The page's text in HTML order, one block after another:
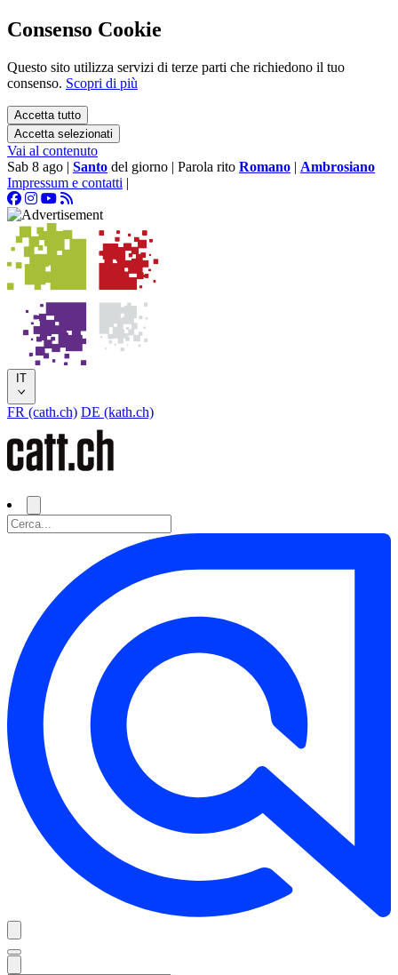
Consenso Cookie
Questo sito utilizza servizi di terze parti che richiedono il tuo
consenso. Scopri di più
Accetta tutto
Accetta selezionati
Vai al contenuto
Sab 8 ago | Santo del giorno | Parola rito Romano | Ambrosiano
Impressum e contatti |
IT
FR (cath.ch) DE (kath.ch)